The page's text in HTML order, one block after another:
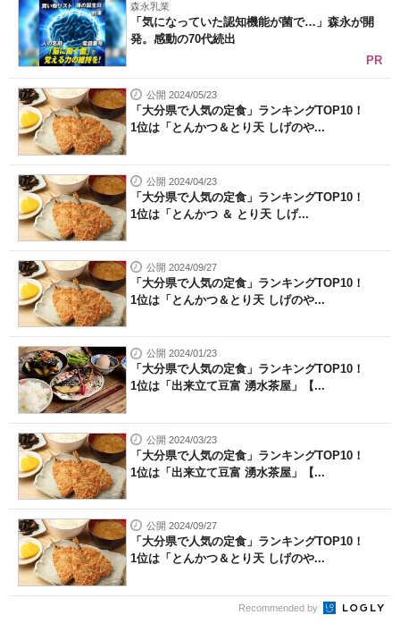
森永乳業
「気になっていた認知機能が菌で…」森永が開
発。感動の70代続出
PR
公開 2024/05/23
「大分県で人気の定食」ランキングTOP10！
1位は「とんかつ＆とり天 しげのや...
公開 2024/04/23
「大分県で人気の定食」ランキングTOP10！
1位は「とんかつ ＆ とり天 しげ...
公開 2024/09/27
「大分県で人気の定食」ランキングTOP10！
1位は「とんかつ＆とり天 しげのや...
公開 2024/01/23
「大分県で人気の定食」ランキングTOP10！
1位は「出来立て豆富 湧水茶屋」【...
公開 2024/03/23
「大分県で人気の定食」ランキングTOP10！
1位は「出来立て豆富 湧水茶屋」【...
公開 2024/09/27
「大分県で人気の定食」ランキングTOP10！
1位は「とんかつ＆とり天 しげのや...
Recommended by